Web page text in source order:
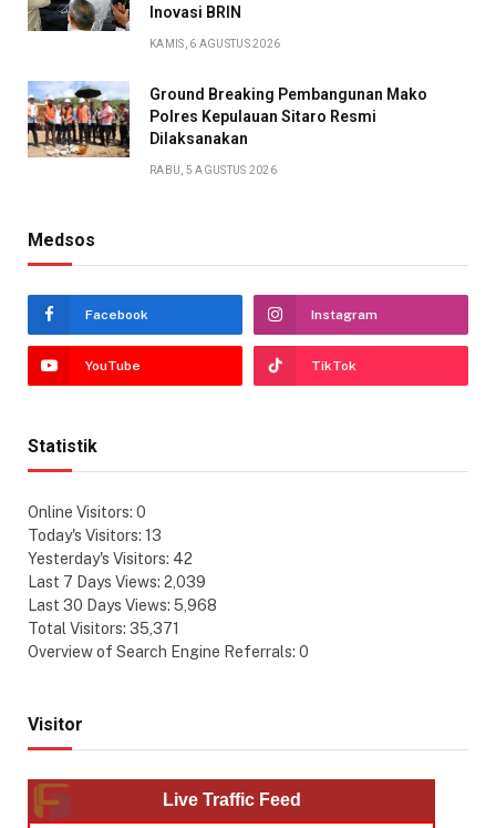
Inovasi BRIN
KAMIS, 6 AGUSTUS 2026
Ground Breaking Pembangunan Mako
Polres Kepulauan Sitaro Resmi
Dilaksanakan
RABU, 5 AGUSTUS 2026
Medsos
Facebook Instagram
YouTube TikTok
Statistik
Online Visitors: 0
Today's Visitors: 13
Yesterday's Visitors: 42
Last 7 Days Views: 2,039
Last 30 Days Views: 5,968
Total Visitors: 35,371
Overview of Search Engine Referrals: 0
Visitor
Live Traffic Feed